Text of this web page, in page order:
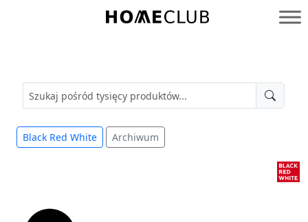
Homeclub
Black Red White Archiwum